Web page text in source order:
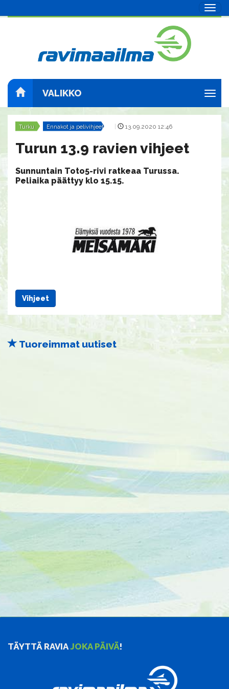
VALIKKO
Turku Ennakot ja pelivihjeet 13.09.2020 12:46
Turun 13.9 ravien vihjeet
Sunnuntain Toto5-rivi ratkeaa Turussa.
Peliaika päättyy klo 15.15.
Vihjeet
Tuoreimmat uutiset
TÄYTTÄ RAVIAJOKA PÄIVÄ!